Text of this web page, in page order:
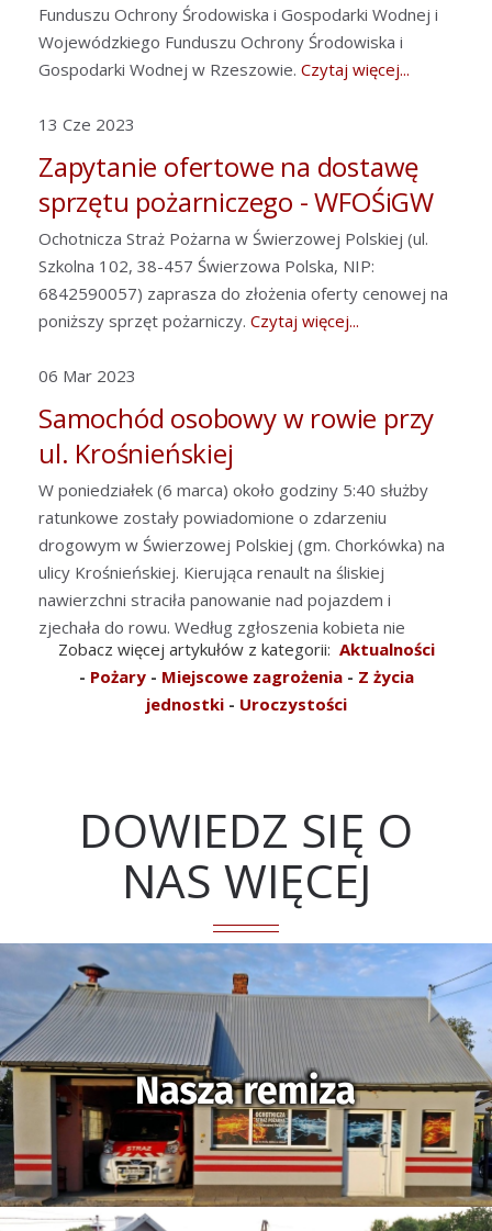
Funduszu Ochrony Środowiska i Gospodarki Wodnej i
Wojewódzkiego Funduszu Ochrony Środowiska i
Gospodarki Wodnej w Rzeszowie. Czytaj więcej...
13 Cze 2023
Zapytanie ofertowe na dostawę
sprzętu pożarniczego - WFOŚiGW
Ochotnicza Straż Pożarna w Świerzowej Polskiej (ul.
Szkolna 102, 38-457 Świerzowa Polska, NIP:
6842590057) zaprasza do złożenia oferty cenowej na
poniższy sprzęt pożarniczy. Czytaj więcej...
06 Mar 2023
Samochód osobowy w rowie przy
ul. Krośnieńskiej
W poniedziałek (6 marca) około godziny 5:40 służby
ratunkowe zostały powiadomione o zdarzeniu
drogowym w Świerzowej Polskiej (gm. Chorkówka) na
ulicy Krośnieńskiej. Kierująca renault na śliskiej
nawierzchni straciła panowanie nad pojazdem i
zjechała do rowu. Według zgłoszenia kobieta nie
mogła sama opuścić samochodu.Czytaj więcej...
Zobacz więcej artykułów z kategorii: Aktualności
- Pożary- Miejscowe zagrożenia- Z życia
jednostki - Uroczystości
DOWIEDZ SIĘ O
NAS WIĘCEJ